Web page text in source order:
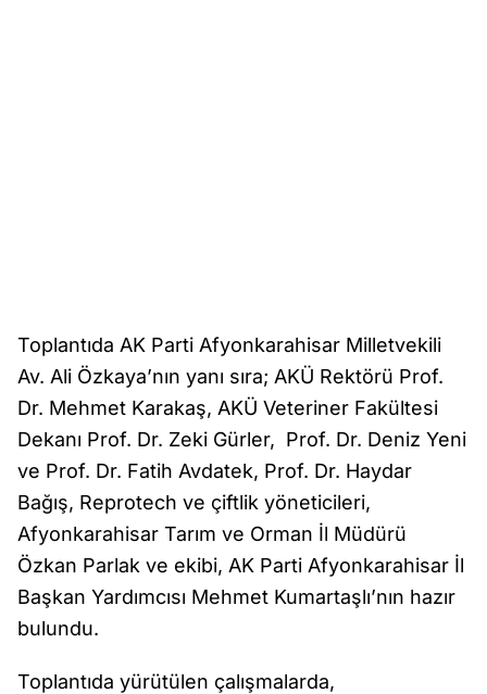
Toplantıda AK Parti Afyonkarahisar Milletvekili
Av. Ali Özkaya’nın yanı sıra; AKÜ Rektörü Prof.
Dr. Mehmet Karakaş, AKÜ Veteriner Fakültesi
Dekanı Prof. Dr. Zeki Gürler, Prof. Dr. Deniz Yeni
ve Prof. Dr. Fatih Avdatek, Prof. Dr. Haydar
Bağış, Reprotech ve çiftlik yöneticileri,
Afyonkarahisar Tarım ve Orman İl Müdürü
Özkan Parlak ve ekibi, AK Parti Afyonkarahisar İl
Başkan Yardımcısı Mehmet Kumartaşlı’nın hazır
bulundu.
Toplantıda yürütülen çalışmalarda,